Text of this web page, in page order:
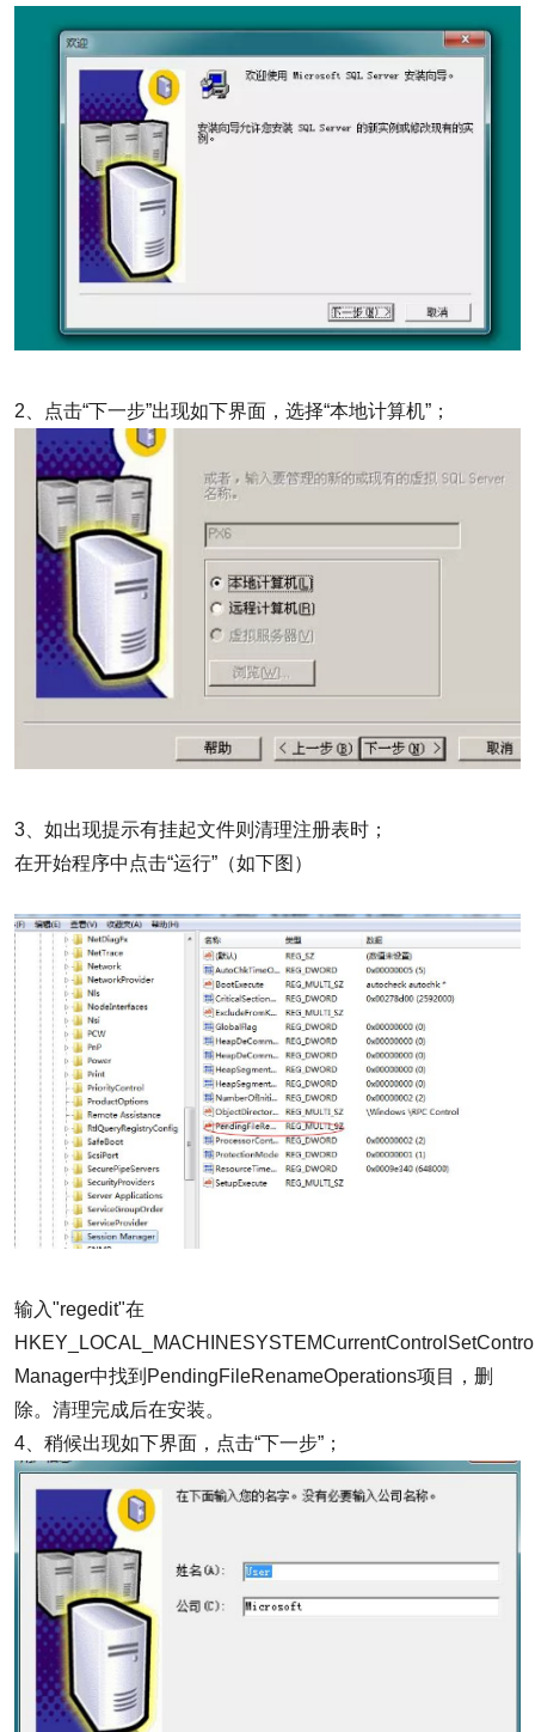
2、点击“下一步”出现如下界面，选择“本地计算机”；
3、如出现提示有挂起文件则清理注册表时；
在开始程序中点击“运行”（如下图）
输入"regedit"在
Manager中找到PendingFileRenameOperations项目，删
除。清理完成后在安装。
4、稍候出现如下界面，点击“下一步”；